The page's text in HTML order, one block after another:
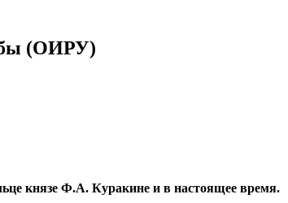
(ОИРУ)
князе Ф.А. Куракине и в настоящее время.